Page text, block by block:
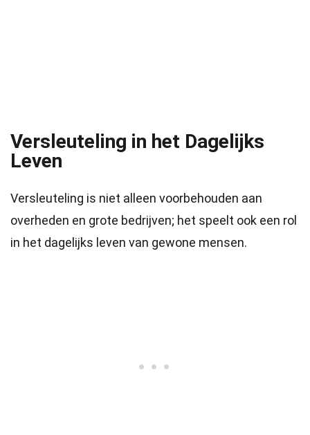
Versleuteling in het Dagelijks
Leven
Versleuteling is niet alleen voorbehouden aan
overheden en grote bedrijven; het speelt ook een rol
in het dagelijks leven van gewone mensen.